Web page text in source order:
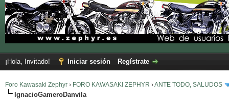
¡Hola, Invitado! Iniciar sesión Regístrate
Foro Kawasaki Zephyr › FORO KAWASAKI ZEPHYR ›ANTE TODO, SALUDOS
IgnacioGameroDanvila